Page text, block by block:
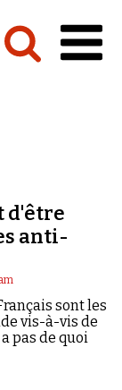
d'être
anti-
sont les
vis-à-vis de
pas de quoi